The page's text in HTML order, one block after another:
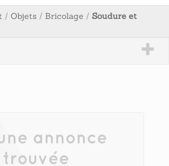
/ Objets / Bricolage / Soudure et
annonce
trouvée